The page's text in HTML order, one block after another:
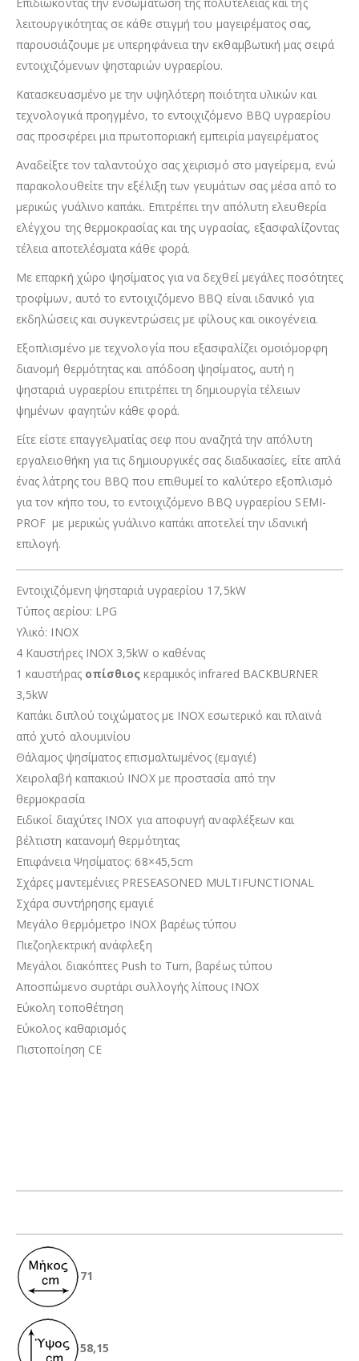
λειτουργικότητας σε κάθε στιγμή του μαγειρέματος σας,
παρουσιάζουμε με υπερηφάνεια την εκθαμβωτική μας σειρά
εντοιχιζόμενων ψησταριών υγραερίου.
Κατασκευασμένο με την υψηλότερη ποιότητα υλικών και
τεχνολογικά προηγμένο, το εντοιχιζόμενο BBQ υγραερίου
σας προσφέρει μια πρωτοποριακή εμπειρία μαγειρέματος
Αναδείξτε τον ταλαντούχο σας χειρισμό στο μαγείρεμα, ενώ
παρακολουθείτε την εξέλιξη των γευμάτων σας μέσα από το
μερικώς γυάλινο καπάκι. Επιτρέπει την απόλυτη ελευθερία
ελέγχου της θερμοκρασίας και της υγρασίας, εξασφαλίζοντας
τέλεια αποτελέσματα κάθε φορά.
Με επαρκή χώρο ψησίματος για να δεχθεί μεγάλες ποσότητες
τροφίμων, αυτό το εντοιχιζόμενο BBQ είναι ιδανικό για
εκδηλώσεις και συγκεντρώσεις με φίλους και οικογένεια.
Εξοπλισμένο με τεχνολογία που εξασφαλίζει ομοιόμορφη
διανομή θερμότητας και απόδοση ψησίματος, αυτή η
ψησταριά υγραερίου επιτρέπει τη δημιουργία τέλειων
ψημένων φαγητών κάθε φορά.
Είτε είστε επαγγελματίας σεφ που αναζητά την απόλυτη
εργαλειοθήκη για τις δημιουργικές σας διαδικασίες, είτε απλά
ένας λάτρης του BBQ που επιθυμεί το καλύτερο εξοπλισμό
για τον κήπο του, το εντοιχιζόμενο BBQ υγραερίου SEMI-
PROF με μερικώς γυάλινο καπάκι αποτελεί την ιδανική
επιλογή.
Εντοιχιζόμενη ψησταριά υγραερίου 17,5kW
Τύπος αερίου: LPG
Υλικό: INOX
4 Καυστήρες INOX 3,5kW ο καθένας
1 καυστήρας οπίσθιος κεραμικός infrared BACKBURNER
3,5kW
Καπάκι διπλού τοιχώματος με INOX εσωτερικό και πλαϊνά
από χυτό αλουμινίου
Θάλαμος ψησίματος επισμαλτωμένος (εμαγιέ)
Χειρολαβή καπακιού INOX με προστασία από την
θερμοκρασία
Ειδικοί διαχύτες ΙΝΟΧ για αποφυγή αναφλέξεων και
βέλτιστη κατανομή θερμότητας
Επιφάνεια Ψησίματος: 68×45,5cm
Σχάρες μαντεμένιες PRESEASONED MULTIFUNCTIONAL
Σχάρα συντήρησης εμαγιέ
Μεγάλο θερμόμετρο INOX βαρέως τύπου
Πιεζοηλεκτρική ανάφλεξη
Μεγάλοι διακόπτες Push to Turn, βαρέως τύπου
Αποσπώμενο συρτάρι συλλογής λίπους INOX
Εύκολη τοποθέτηση
Εύκολος καθαρισμός
Πιστοποίηση CE
71
58,15